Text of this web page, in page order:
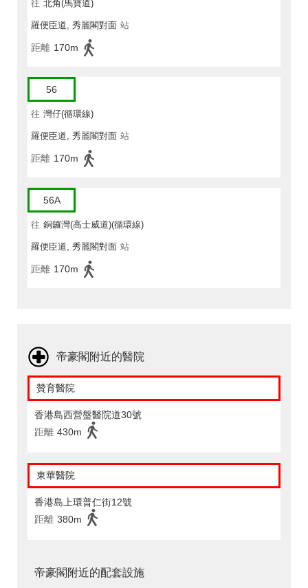
往 北角(馬寶道)
羅便臣道, 秀麗閣對面 站
距離 170m
56
往 灣仔(循環線)
羅便臣道, 秀麗閣對面 站
距離 170m
56A
往 銅鑼灣(高士威道)(循環線)
羅便臣道, 秀麗閣對面 站
距離 170m
帝豪閣附近的醫院
贊育醫院
香港島西營盤醫院道30號
距離 430m
東華醫院
香港島上環普仁街12號
距離 380m
帝豪閣附近的配套設施